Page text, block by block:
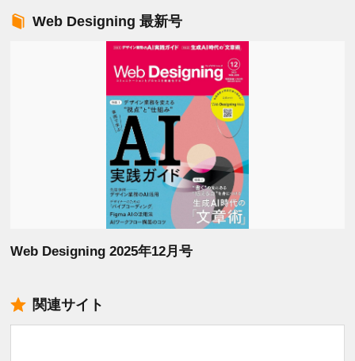
Web Designing 最新号
Web Designing 2025年12月号
関連サイト